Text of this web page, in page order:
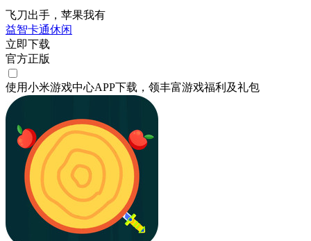
飞刀出手，苹果我有
益智卡通休闲
立即下载
官方正版
使用小米游戏中心APP下载 ，领丰富游戏福利 及礼包